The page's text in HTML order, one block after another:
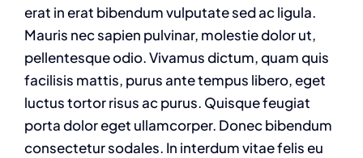
erat in erat bibendum vulputate sed ac ligula.
Mauris nec sapien pulvinar, molestie dolor ut,
pellentesque odio. Vivamus dictum, quam quis
facilisis mattis, purus ante tempus libero, eget
luctus tortor risus ac purus. Quisque feugiat
porta dolor eget ullamcorper. Donec bibendum
consectetur sodales. In interdum vitae felis eu